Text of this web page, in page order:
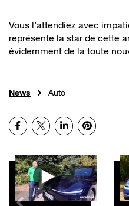
Vous l’attendiez avec
représente la star de cette
évidemment de la toute
News Auto
Facebook
X LinkedInPinterest
Autres vidéos